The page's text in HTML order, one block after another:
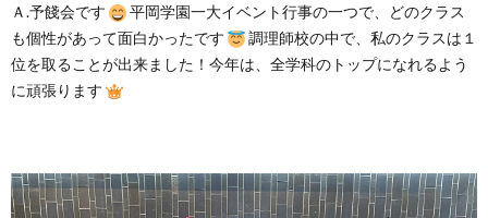
Ａ.予餞会です
平岡学園一大イベント行事の一つで、どのクラス
も個性があって面白かったです
調理師校の中で、私のクラスは１
位を取ることが出来ました！今年は、全学科のトップになれるよう
に頑張ります